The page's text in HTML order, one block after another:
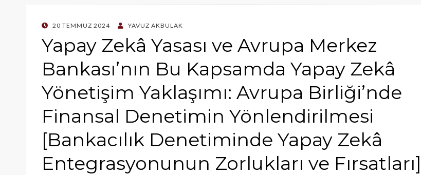
POSTED
20 TEMMUZ 2024 YAVUZ AKBULAK
Yapay Zekâ Yasası ve Avrupa Merkez
Bankası’nın Bu Kapsamda Yapay Zekâ
Yönetişim Yaklaşımı: Avrupa Birliği’nde
Finansal Denetimin Yönlendirilmesi
[Bankacılık Denetiminde Yapay Zekâ
Entegrasyonunun Zorlukları ve Fırsatları]